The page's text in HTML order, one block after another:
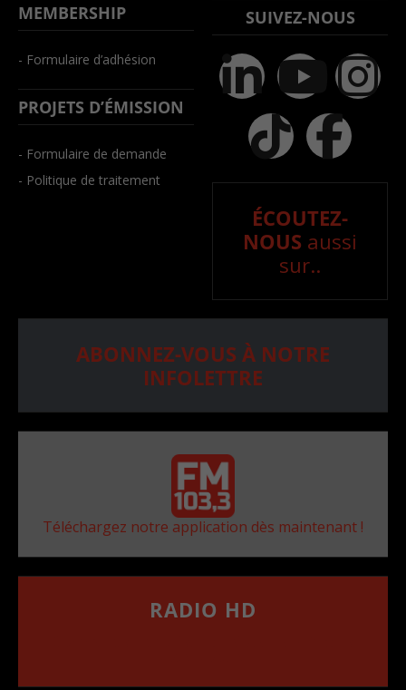
MEMBERSHIP
- Formulaire d’adhésion
PROJETS D’ÉMISSION
- Formulaire de demande
- Politique de traitement
SUIVEZ-NOUS
ÉCOUTEZ-
NOUS aussi
sur..
ABONNEZ-VOUS À NOTRE
INFOLETTRE
Téléchargez notre application dès maintenant !
RADIO HD